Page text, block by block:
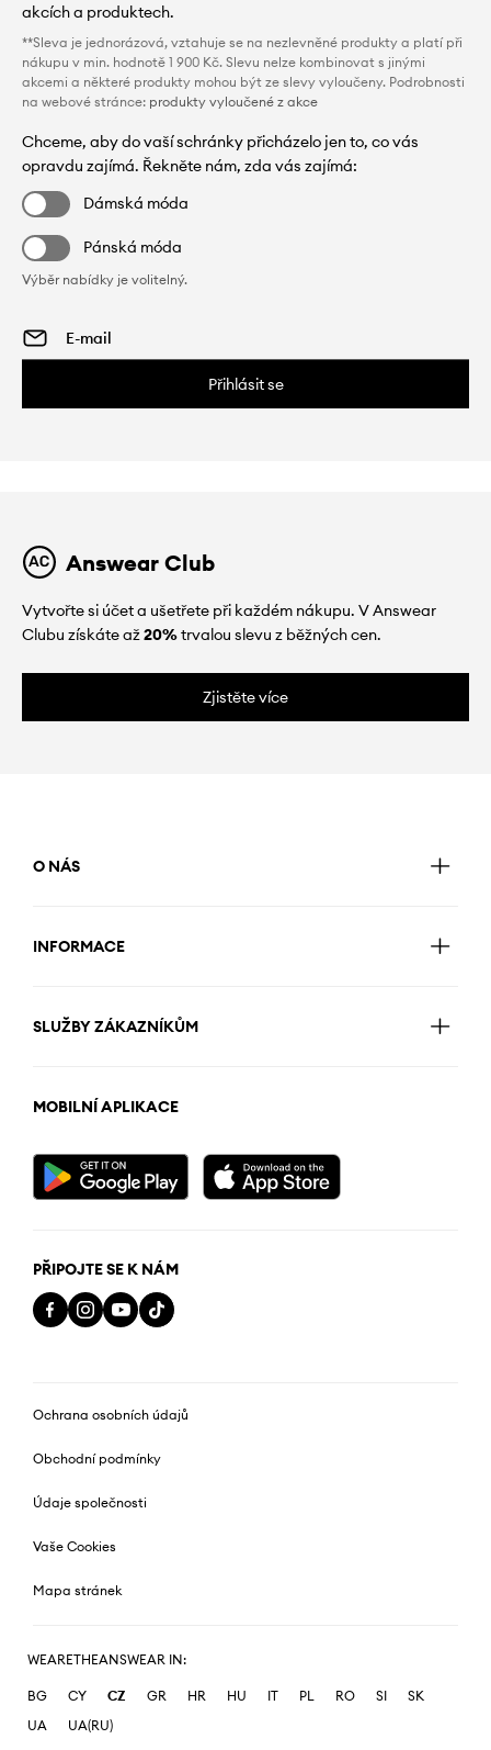
akcích a produktech.
**Sleva je jednorázová, vztahuje se na nezlevněné produkty a platí při
nákupu v min. hodnotě 1 900 Kč. Slevu nelze kombinovat s jinými
akcemi a některé produkty mohou být ze slevy vyloučeny. Podrobnosti
na webové stránce: produkty vyloučené z akce
Chceme, aby do vaší schránky přicházelo jen to, co vás
opravdu zajímá. Řekněte nám, zda vás zajímá:
Dámská móda
Pánská móda
Výběr nabídky je volitelný.
Přihlásit se
Answear Club
Vytvořte si účet a ušetřete při každém nákupu. V Answear
Clubu získáte až20%trvalou slevu z běžných cen.
Zjistěte více
O NÁS
INFORMACE
SLUŽBY ZÁKAZNÍKŮM
MOBILNÍ APLIKACE
PŘIPOJTE SE K NÁM
Ochrana osobních údajů
Obchodní podmínky
Údaje společnosti
Vaše Cookies
Mapa stránek
WEARETHEANSWEAR IN:
BG CY CZ GR HR HU IT PL RO SI
SK
UA
UA(RU)